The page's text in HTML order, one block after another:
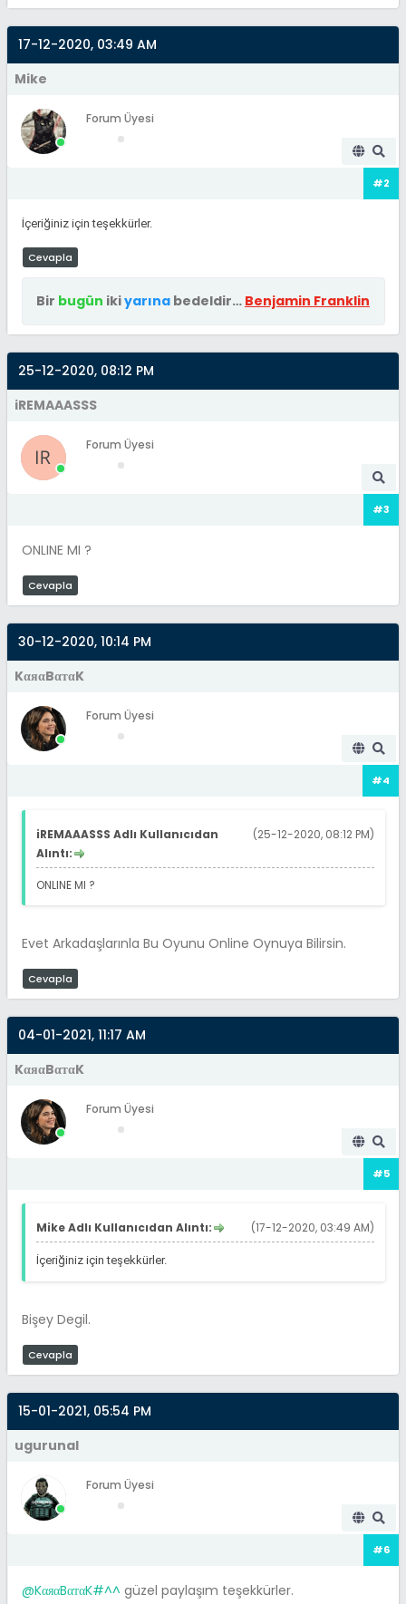
17-12-2020, 03:49 AM
Mike
Forum Üyesi
#2
İçeriğiniz için teşekkürler.
Cevapla
Bir bugün ikiyarına bedeldir… Benjamin Franklin
25-12-2020, 08:12 PM
iREMAAASSS
Forum Üyesi
#3
ONLINE MI ?
Cevapla
30-12-2020, 10:14 PM
KαяαBαтαK
Forum Üyesi
#4
(25-12-2020, 08:12 PM)
iREMAAASSS Adlı Kullanıcıdan
Alıntı:
ONLINE MI ?
Evet Arkadaşlarınla Bu Oyunu Online Oynuya Bilirsin.
Cevapla
04-01-2021, 11:17 AM
KαяαBαтαK
Forum Üyesi
#5
(17-12-2020, 03:49 AM)
Mike Adlı Kullanıcıdan Alıntı:
İçeriğiniz için teşekkürler.
Bişey Degil.
Cevapla
15-01-2021, 05:54 PM
ugurunal
Forum Üyesi
#6
@KαяαBαтαK#^^ güzel paylaşım teşekkürler.